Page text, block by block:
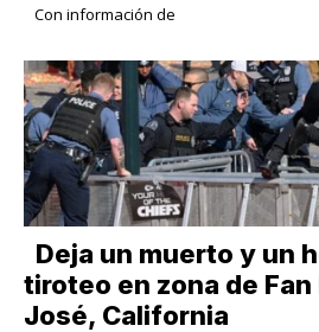
Con información de
Deja un muerto y un
tiroteo en zona de Fan
José, California